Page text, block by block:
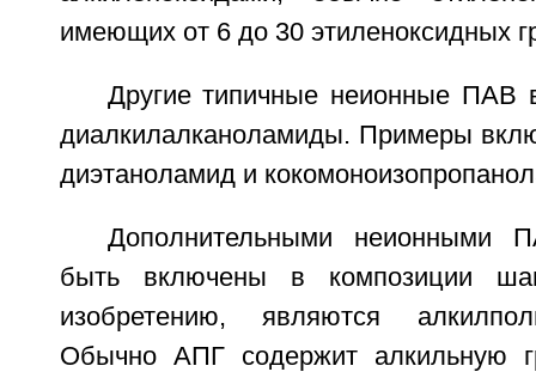
имеющих от 6 до 30 этиленоксидных
Другие типичные неионные ПАВ
диалкилалканоламиды. Примеры
диэтаноламид и
Дополнительными неионными
быть включены в композиции
изобретению, являются
Обычно АПГ содержит алкильную